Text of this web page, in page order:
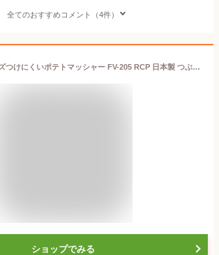
全てのおすすめコメント（4件）
フルベジ キズつけにくいポテトマッシャー FV-205 RCP 日本製 つぶす じゃがいも マッシャー マッシュポテト ポテトサラダ 樹脂製 便利 手軽 調理 料理 サラダ 食器洗い乾燥機OK
ショップでみる